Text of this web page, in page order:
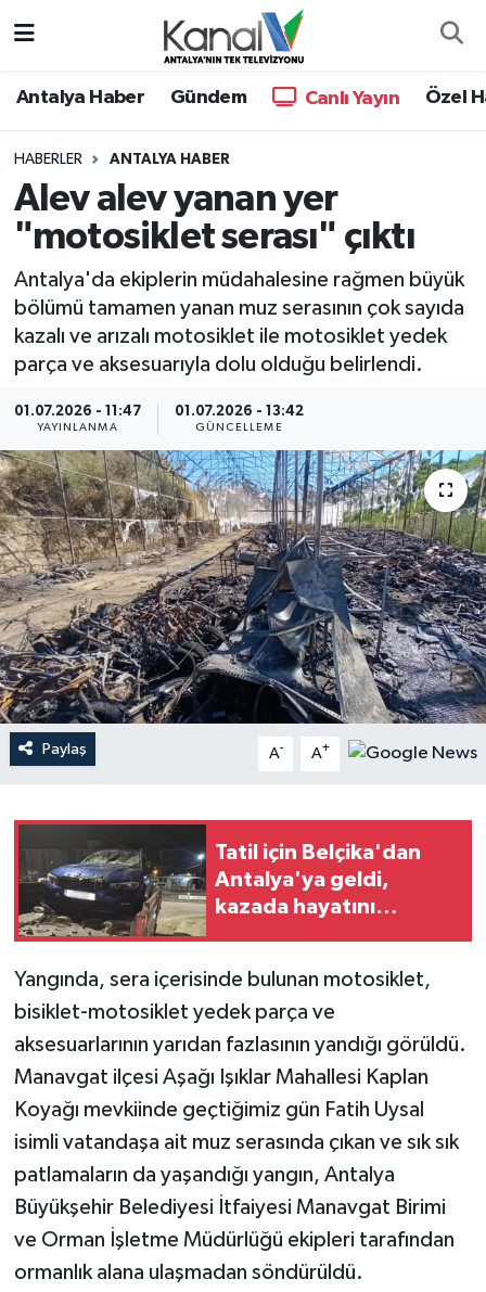
Antalya Haber Gündem Canlı Yayın Özel
HABERLER ANTALYA HABER
Alev alev yanan yer
"motosiklet serası" çıktı
Antalya'da ekiplerin müdahalesine rağmen büyük
bölümü tamamen yanan muz serasının çok sayıda
kazalı ve arızalı motosiklet ile motosiklet yedek
parça ve aksesuarıyla dolu olduğu belirlendi.
01.07.2026 - 11:47
YAYINLANMA
01.07.2026 - 13:42
GÜNCELLEME
Paylaş A- A+
Tatil için Belçika'dan
Antalya'ya geldi,
kazada hayatını
Yangında, sera içerisinde bulunan motosiklet,
bisiklet-motosiklet yedek parça ve
aksesuarlarının yarıdan fazlasının yandığı görüldü.
Manavgat ilçesi Aşağı Işıklar Mahallesi Kaplan
Koyağı mevkiinde geçtiğimiz gün Fatih Uysal
isimli vatandaşa ait muz serasında çıkan ve sık sık
patlamaların da yaşandığı yangın, Antalya
Büyükşehir Belediyesi İtfaiyesi Manavgat Birimi
ve Orman İşletme Müdürlüğü ekipleri tarafından
ormanlık alana ulaşmadan söndürüldü.
Antalya Haber
Dünya
Eğitim
Ekonomi
Gündem
Günün Manşetleri
Haber Kuşakları
Haberler
KANALV Spor
Kültür Sanat
Magazin
Öğle Bülteni
Siyaset
Sosyal medya
Spor
Teknoloji
Televizyon
Turizm
Hava Durumu
Trafik Durumu
Süper Lig Puan Durumu ve Fikstür
Tüm Manşetler
Son Dakika Haberleri
Haber Arşivi